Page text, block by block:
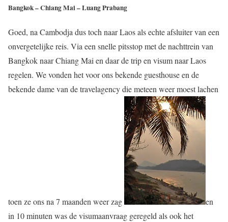
Bangkok – Chiang Mai – Luang Prabang
Goed, na Cambodja dus toch naar Laos als echte afsluiter van een
onvergetelijke reis. Via een snelle pitsstop met de nachttrein van
Bangkok naar Chiang Mai en daar de trip en visum naar Laos
regelen. We vonden het voor ons bekende guesthouse en de
bekende dame van de travelagency die meteen weer moest lachen
toen ze ons na 7 maanden weer zag
en
in 10 minuten was de visumaanvraag geregeld als ook het